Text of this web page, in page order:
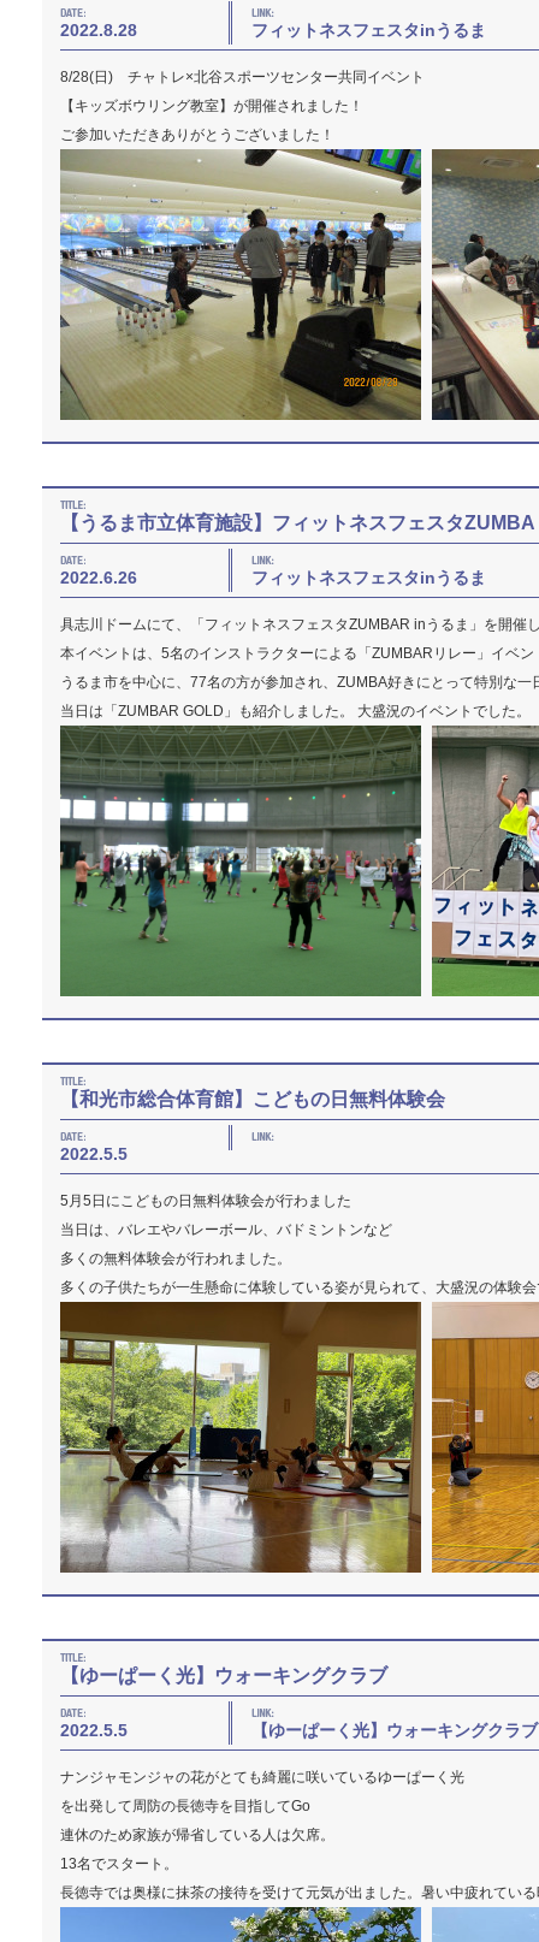
2022.8.28 フィットネスフェスタinうるま
8/28(日) チャトレ×北谷スポーツセンター共同イベント
【キッズボウリング教室】が開催されました！
ご参加いただきありがとうございました！
【うるま市立体育施設】フィットネスフェスタ
2022.6.26 フィットネスフェスタinうるま
具志川ドームにて、「フィットネスフェスタZUMBAR inうるま」を開催
本イベントは、5名のインストラクターによる「ZUMBARリレー」イベン
うるま市を中心に、77名の方が参加され、ZUMBA好きにとって特別な
当日は「ZUMBAR GOLD」も紹介しました。 大盛況のイベントでした。
【和光市総合体育館】こどもの日無料体験会
2022.5.5
5月5日にこどもの日無料体験会が行わました
当日は、バレエやバレーボール、バドミントンなど
多くの無料体験会が行われました。
多くの子供たちが一生懸命に体験している姿が見られて、大盛況の体験
【ゆーぱーく光】ウォーキングクラブ
2022.5.5 【ゆーぱーく光】ウォーキングクラ
ナンジャモンジャの花がとても綺麗に咲いているゆーぱーく光
を出発して周防の長徳寺を目指してGo
連休のため家族が帰省している人は欠席。
13名でスタート。
長徳寺では奥様に抹茶の接待を受けて元気が出ました。暑い中疲れてい